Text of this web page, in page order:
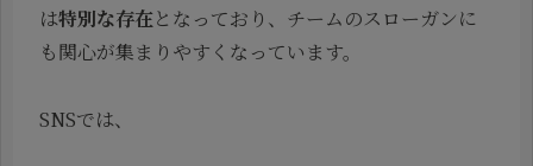
は特別な存在となっており、チームのスローガンに
も関心が集まりやすくなっています。
SNSでは、